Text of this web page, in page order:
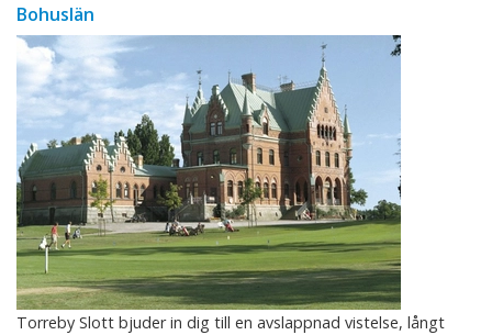
Bohuslän
Torreby Slott bjuder in dig till en avslappnad vistelse, långt